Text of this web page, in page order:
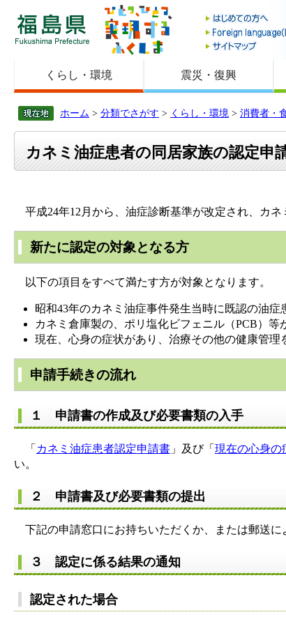
福島県
くらし・環境 震災・復興
ホーム > 分類でさがす > くらし・環境 > 消費者・
カネミ油症患者の同居家族の認定申
平成24年12月から、油症診断基準が改定され、カネ
新たに認定の対象となる方
以下の項目をすべて満たす方が対象となります。
昭和43年のカネミ油症事件発生当時に既認の油症
カネミ倉庫製の、ポリ塩化ビフェニル（PCB）
現在、心身の症状があり、治療その他の健康管理
申請手続きの流れ
１ 申請書の作成及び必要書類の入手
「 カネミ油症患者認定申請書 」及び「 現在の心身の
い。
２ 申請書及び必要書類の提出
下記の申請窓口にお持ちいただくか、または郵送に
３ 認定に係る結果の通知
認定された場合